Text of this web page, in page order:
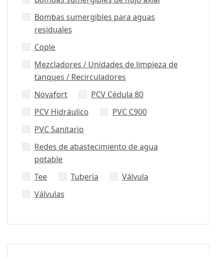
Bombas sumergibles para aguas
residuales
Cople
Mezcladores / Unidades de limpieza de
tanques / Recirculadores
Novafort
PCV Cédula 80
PCV Hidráulico
PVC C900
PVC Sanitario
Redes de abastecimiento de agua
potable
Tee
Tubería
Válvula
Válvulas